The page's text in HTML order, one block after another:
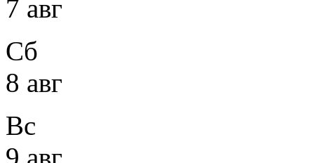
7 авг
Сб
8 авг
Вс
9 авг